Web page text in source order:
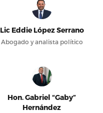
Lic Eddie López Serrano
Abogado y analista político
Hon. Gabriel “Gaby”
Hernández